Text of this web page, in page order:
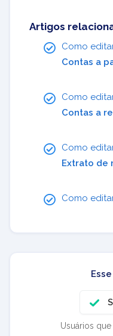
Artigos
Como
Contas a
Como
Contas a
Como
Extrato de
Como
Usuários